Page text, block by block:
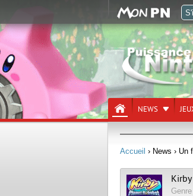
NEWS
Accueil › News › Un
Genre